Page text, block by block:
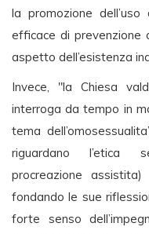
la promozione
efficace di prevenzione
aspetto dell’esistenza
Invece, "la Chiesa
interroga da tempo in
tema
riguardano l’etica
procreazione
fondando le sue
forte senso